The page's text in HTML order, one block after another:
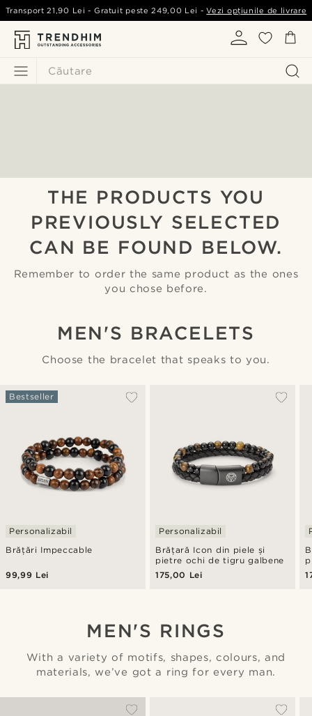
Căutare
Transport 21,90 Lei - Gratuit peste249,00 Lei -Vezi opțiunile de livrare
THE PRODUCTS YOU
PREVIOUSLY SELECTED
CAN BE FOUND BELOW.
Remember to order the same product as the ones
you chose before.
MEN'S BRACELETS
Choose the bracelet that speaks to you.
Brățări Impeccable
Bestseller
Personalizabil
99,99 Lei
Brățară Icon din piele și
pietre ochi de tigru galbene
Personalizabil
175,00 Lei
MEN'S RINGS
With a variety of motifs, shapes, colours, and
materials, we’ve got a ring for every man.